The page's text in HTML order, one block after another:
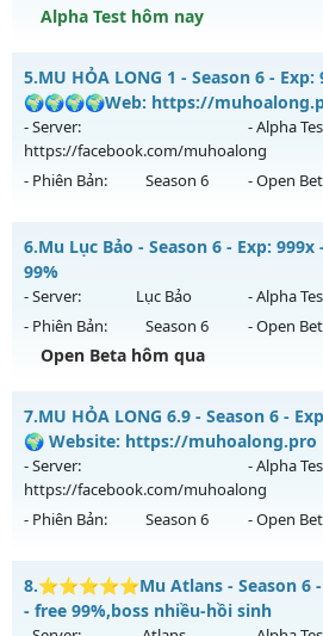
Exp: 9999x - Drop: 999%
Thể loại: Mu Custom thêm đồ mới
Antihack: Anti
Alpha Test hôm nay
Mu-chienthan - 99
Mu mới ra tháng 08 2026 - Mở máy
ngày 08/08/2626
Exp: 99x - Drop: 20%
Antihack: Anti 8x
5.MU HỎA LONG 1 - Season 6 -
🌍🌍🌍🌍Web: https://
- Server:
https://facebook.com/muhoalong
- Alpha
- Phiên Bản: Season 6 - Open
MU HỎA LONG 1 - 🌍🌍🌍🌍Web:
Mu mới ra tháng 07 2026 - Mở máy
https://facebook.com/muhoalong
27/07/2626
Exp: 99999x - Drop: 99%
Thể loại: Mu Nguyên bản Webzen
Antihack: XShield
6.Mu Lục Bảo - Season 6 - Exp:
99%
- Server: Lục Bảo - Alpha
- Phiên Bản:
Season 6 - Open
Open Beta hôm qua
Mu Lục Bảo - Miễn phí 99%
Mu mới ra tháng 08 2026 - Mở máy
ngày 05/08/2626
Exp: 999x - Drop: 60%
Thể loại: Mu Custom thêm đồ mới
Antihack: SharkAnti
7.MU HỎA LONG 6.9 - Season 6 -
🌍 Website: https://muhoalong.pro
- Server:
https://facebook.com/muhoalong
- Alpha
- Phiên Bản: Season 6 - Open
MU HỎA LONG 6.9 - 🌍 Website:
Mu mới ra tháng 07 2026 - Mở máy
8.⭐⭐⭐⭐⭐Mu Atlans - Season 6
- free 99%,boss nhiều-hồi sinh